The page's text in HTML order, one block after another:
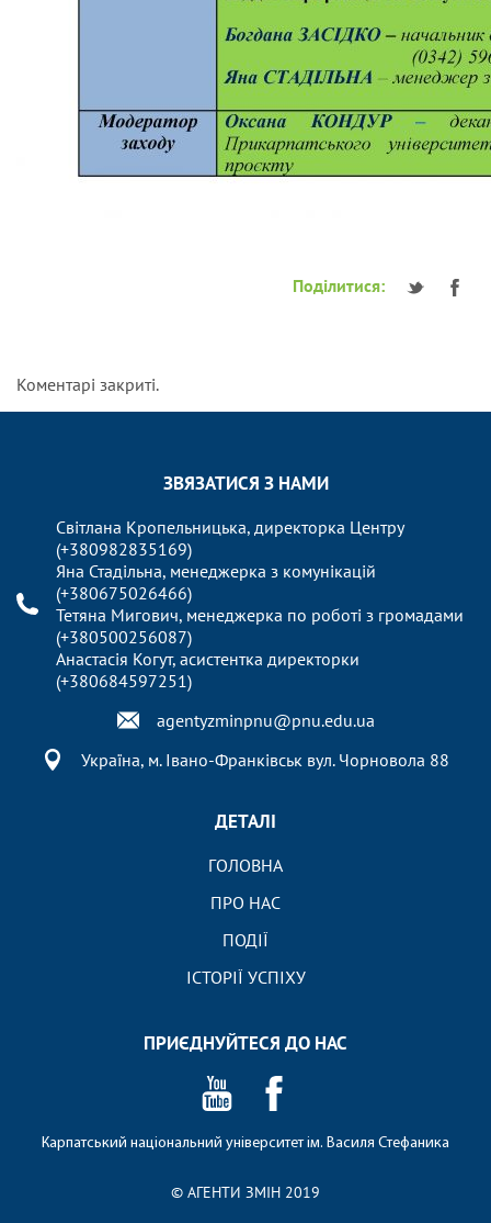
Поділитися:
Коментарі закриті.
ЗВЯЗАТИСЯ З НАМИ
Світлана Кропельницька, директорка Центру
(+380982835169)
Яна Стадільна, менеджерка з комунікацій
(+380675026466)
Тетяна Мигович, менеджерка по роботі з громадами
(+380500256087)
Анастасія Когут, асистентка директорки
(+380684597251)
agentyzminpnu@pnu.edu.ua
Україна, м. Івано-Франківськ вул. Чорновола 88
ДЕТАЛІ
ГОЛОВНА
ПРО НАС
ПОДІЇ
ІСТОРІЇ УСПІХУ
ПРИЄДНУЙТЕСЯ ДО НАС
Карпатський національний університет ім. Василя Стефаника
© АГЕНТИ ЗМІН 2019